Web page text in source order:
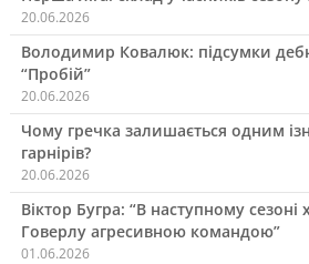
20.06.2026
Володимир Ковалюк: підсумки
“Пробій”
20.06.2026
Чому гречка залишається одним
гарнірів?
20.06.2026
Віктор Бугра: “В наступному
Говерлу агресивною командою”
01.06.2026